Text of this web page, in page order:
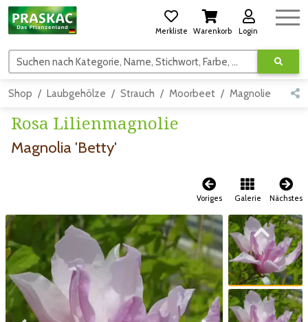
Merkliste Warenkorb Login
Suchen nach Kategorie, Name, Stichwort, Farbe, usw.
Shop Laubgehölze Strauch Moorbeet Magnolie
Rosa Lilienmagnolie
Magnolia 'Betty'
Voriges Galerie Nächstes
Zum vorigen Bild